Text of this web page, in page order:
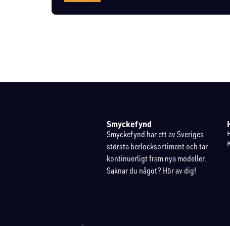
Smyckefynd
Smyckefynd har ett av Sveriges
största berlocksortiment och tar
kontinuerligt fram nya modeller.
Saknar du något? Hör av dig!